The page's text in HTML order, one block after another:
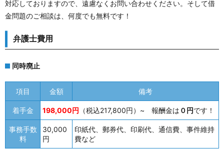
対応しておりますので、遠慮なくお問い合わせください。そして借
金問題のご相談は、何度でも無料です！
弁護士費用
同時廃止
項目 金額 備考
着手金 198,000円 （税込217,800円）~ 報酬金は ０円です！
事務手数
料
30,000
円
印紙代、郵券代、印刷代、通信費、事件維持
費など